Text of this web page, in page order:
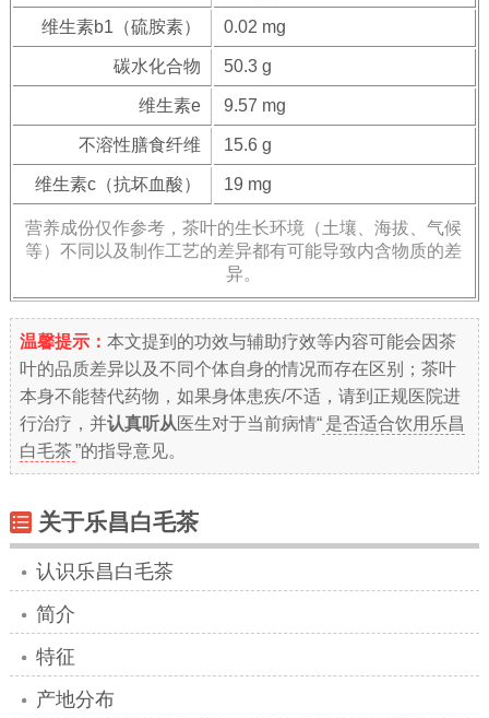
维生素b1（硫胺素） 0.02 mg
碳水化合物 50.3 g
维生素e 9.57 mg
不溶性膳食纤维 15.6 g
维生素c（抗坏血酸） 19 mg
营养成份仅作参考，茶叶的生长环境（土壤、海拔、气候
等）不同以及制作工艺的差异都有可能导致内含物质的差
异。
温馨提示： 本文提到的功效与辅助疗效等内容可能会因茶
叶的品质差异以及不同个体自身的情况而存在区别；茶叶
本身不能替代药物，如果身体患疾/不适，请到正规医院进
行治疗，并认真听从医生对于当前病情“ 是否适合饮用乐昌
白毛茶”的指导意见。
关于乐昌白毛茶
认识乐昌白毛茶
简介
特征
产地分布